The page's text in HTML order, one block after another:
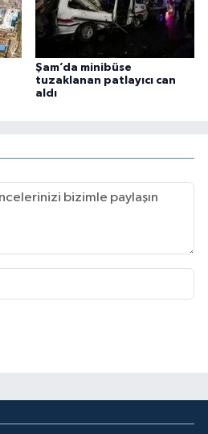
Şam’da minibüse
tuzaklanan patlayıcı can
aldı